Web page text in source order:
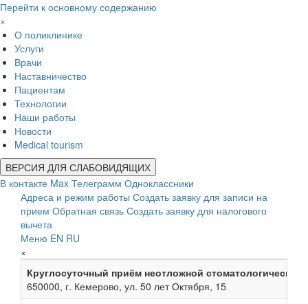
Перейти к основному содержанию
×
О поликлинике
Услуги
Врачи
Наставничество
Пациентам
Технологии
Наши работы
Новости
Medical tourism
ВЕРСИЯ ДЛЯ СЛАБОВИДЯЩИХ
В контакте Max Телеграмм Одноклассники
Адреса и режим работы Создать заявку для записи на
прием Обратная связь Создать заявку для налогового
вычета
Меню EN RU
×
Круглосуточный приём неотложной
650000, г. Кемерово, ул. 50 лет Октября, 15